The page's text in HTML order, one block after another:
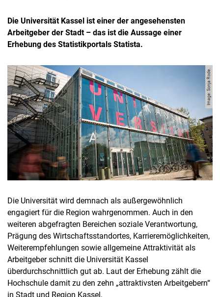
Die Universität Kassel ist einer der angesehensten
Arbeitgeber der Stadt – das ist die Aussage einer
Erhebung des Statistikportals Statista.
Image: Sonja Rode.
Die Universität wird demnach als außergewöhnlich
engagiert für die Region wahrgenommen. Auch in den
weiteren abgefragten Bereichen soziale Verantwortung,
Prägung des Wirtschaftsstandortes, Karrieremöglichkeiten,
Weiterempfehlungen sowie allgemeine Attraktivität als
Arbeitgeber schnitt die Universität Kassel
überdurchschnittlich gut ab. Laut der Erhebung zählt die
Hochschule damit zu den zehn „attraktivsten Arbeitgebern“
in Stadt und Region Kassel.